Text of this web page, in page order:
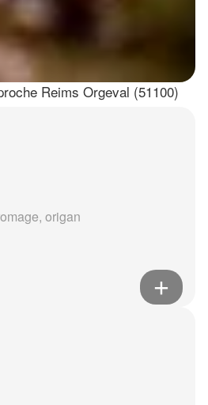
Reims Orgeval (51100)
origan